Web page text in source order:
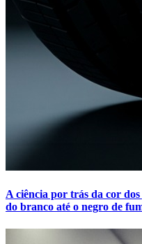
A ciência por trás da cor
do branco até o negro de